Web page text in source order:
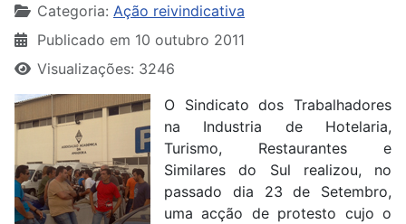
Categoria: Ação reivindicativa
Publicado em 10 outubro 2011
Visualizações: 3246
O Sindicato dos Trabalhadores
na Industria de Hotelaria,
Turismo, Restaurantes e
Similares do Sul realizou, no
passado dia 23 de Setembro,
uma acção de protesto cujo o